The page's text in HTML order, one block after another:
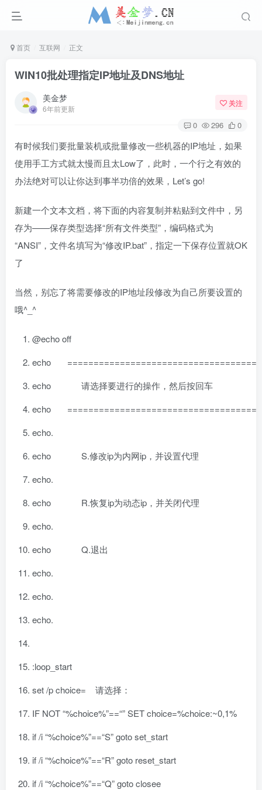
首页 互联网 正文
WIN10批处理指定IP地址及DNS地址
美金梦
6年前更新
关注
0 296 0
有时候我们要批量装机或批量修改一些机器的IP地址，如果
使用手工方式就太慢而且太Low了，此时，一个行之有效的
办法绝对可以让你达到事半功倍的效果，Let’s go!
新建一个文本文档，将下面的内容复制并粘贴到文件中，另
存为——保存类型选择“所有文件类型”，编码格式为
“ANSI”，文件名填写为“修改IP.bat”，指定一下保存位置就OK
了
当然，别忘了将需要修改的IP地址段修改为自己所要设置的
哦^_^
@echooff
echo
echo 请选择要进行的操作，然后按回车
echo
echo.
echo S.修改ip为内网ip，并设置代理
echo.
echo R.恢复ip为动态ip，并关闭代理
echo.
echo Q.退出
echo.
echo.
echo.
:loop_start
set /p choice= 请选择：
IF NOT“%choice%”==“”SET choice=%choice:~0,1%
if/i“%choice%”==“S”gotoset_start
if/i“%choice%”==“R”goto reset_start
if/i“%choice%”==“Q”gotoclosee